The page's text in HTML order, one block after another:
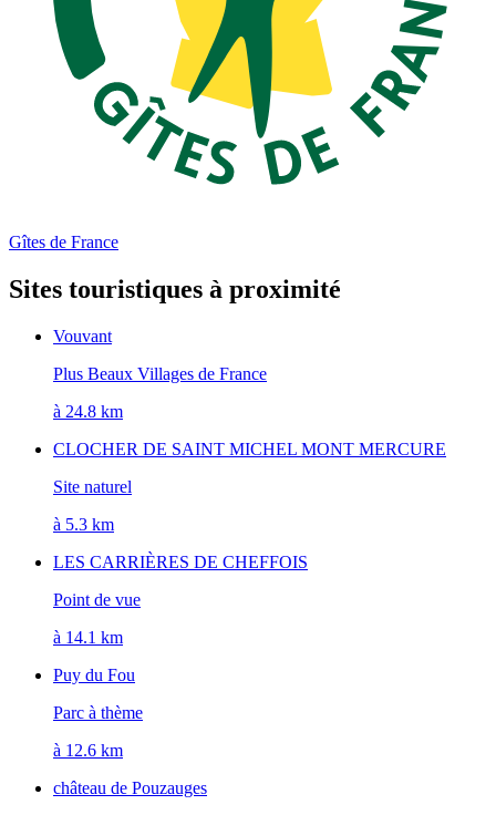
Gîtes de France
Sites touristiques à proximité
Vouvant
Plus Beaux Villages de France
à 24.8 km
CLOCHER DE SAINT MICHEL MONT MERCURE
Site naturel
à 5.3 km
LES CARRIÈRES DE CHEFFOIS
Point de vue
à 14.1 km
Puy du Fou
Parc à thème
à 12.6 km
château de Pouzauges